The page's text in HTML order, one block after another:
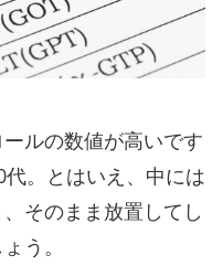
ルの数値が高いです
。とはいえ、中には
そのまま放置してし
う。